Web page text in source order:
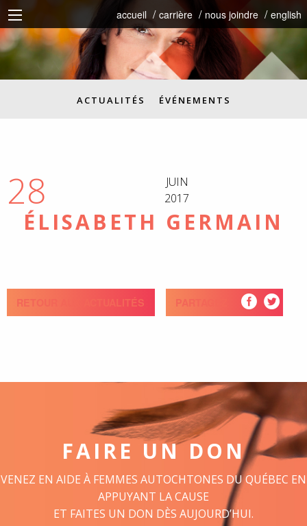
accueil carrière nous joindre english
ACTUALITÉS ÉVÉNEMENTS
28
JUIN
2017
ÉLISABETH GERMAIN
RETOUR AUX ACTUALITÉS PARTAGEZ
FAIRE UN DON
VENEZ EN AIDE À FEMMES AUTOCHTONES DU QUÉBEC EN
APPUYANT LA CAUSE
ET FAITES UN DON DÈS AUJOURD’HUI.